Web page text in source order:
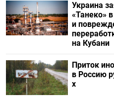
Украина
«Танеко»
и
на Кубани
Приток
в Россию
х